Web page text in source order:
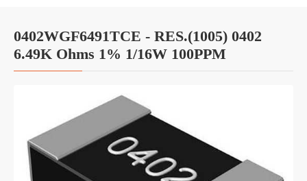
0402WGF6491TCE - RES.(1005) 0402
6.49K Ohms 1% 1/16W 100PPM